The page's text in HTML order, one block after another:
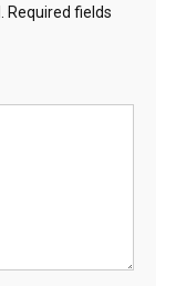
Required fields